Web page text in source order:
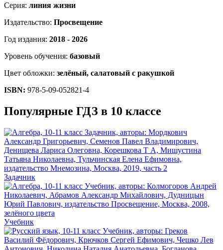
Серия: линия жизни
Издательство: Просвещение
Год издания: 2018 - 2026
Уровень обучения: базовый
Цвет обложки: зелёный, салатовый с ракушкой
ISBN: 978-5-09-052821-4
Популярные ГДЗ в 10 классе
Задачник
Учебник